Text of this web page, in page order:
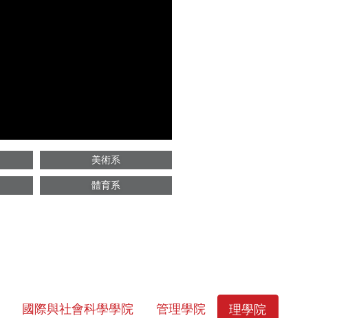
美術系
體育系
國際與社會科學學院 管理學院 理學院